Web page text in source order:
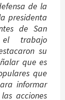
de la
presidenta
de San
el trabajo
su
que es
que
informar
acciones